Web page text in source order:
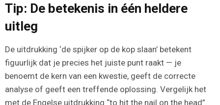
Tip: De betekenis in één heldere
uitleg
De uitdrukking ‘de spijker op de kop slaan’ betekent
figuurlijk dat je precies het juiste punt raakt — je
benoemt de kern van een kwestie, geeft de correcte
analyse of geeft een treffende oplossing. Vergelijk het
met de Engelse uitdrukking “to hit the nail on the head”.